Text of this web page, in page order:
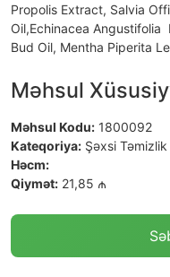
Propolis Extract, Salvia
Oil,Echinacea
Bud Oil, Mentha Piperita
Məhsul
Məhsul Kodu: 1800092
Kateqoriya: Şəxsi Təmizlik
Həcm:
Qiymət: 21,85 ₼